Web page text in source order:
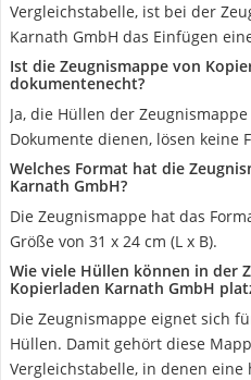
Vergleichstabelle, ist bei der
Karnath GmbH das Einfügen
Ist die Zeugnismappe von
dokumentenecht?
Ja, die Hüllen der
Dokumente dienen, lösen keine
Welches Format hat die
Karnath GmbH?
Die Zeugnismappe hat das
Größe von 31 x 24 cm (L x B).
Wie viele Hüllen können in der
Kopierladen Karnath GmbH
Die Zeugnismappe eignet sich
Hüllen. Damit gehört diese
Vergleichstabelle, in denen eine